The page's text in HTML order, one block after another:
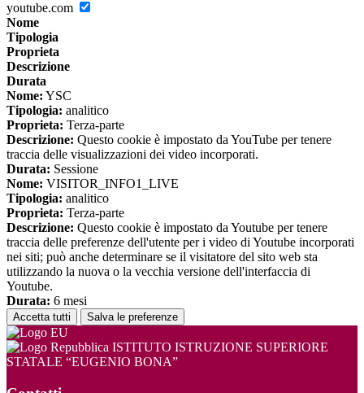
youtube.com
Nome
Tipologia
Proprieta
Descrizione
Durata
Nome: YSC
Tipologia: analitico
Proprieta: Terza-parte
Descrizione: Questo cookie è impostato da YouTube per tenere
traccia delle visualizzazioni dei video incorporati.
Durata: Sessione
Nome: VISITOR_INFO1_LIVE
Tipologia: analitico
Proprieta: Terza-parte
Descrizione: Questo cookie è impostato da Youtube per tenere
traccia delle preferenze dell'utente per i video di Youtube incorporati
nei siti; può anche determinare se il visitatore del sito web sta
utilizzando la nuova o la vecchia versione dell'interfaccia di
Youtube.
Durata: 6 mesi
Accetta tutti Salva le preferenze
ISTITUTO ISTRUZIONE SUPERIORE
STATALE “EUGENIO BONA”